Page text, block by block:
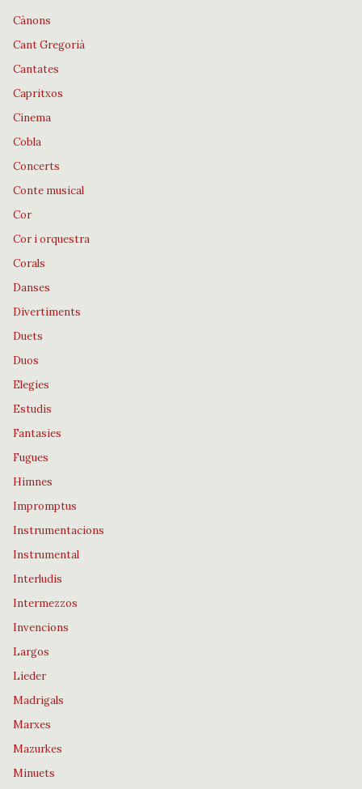
Cànons
Cant Gregorià
Cantates
Capritxos
Cinema
Cobla
Concerts
Conte musical
Cor
Cor i orquestra
Corals
Danses
Divertiments
Duets
Duos
Elegies
Estudis
Fantasies
Fugues
Himnes
Impromptus
Instrumentacions
Instrumental
Interludis
Intermezzos
Invencions
Largos
Lieder
Madrigals
Marxes
Mazurkes
Minuets